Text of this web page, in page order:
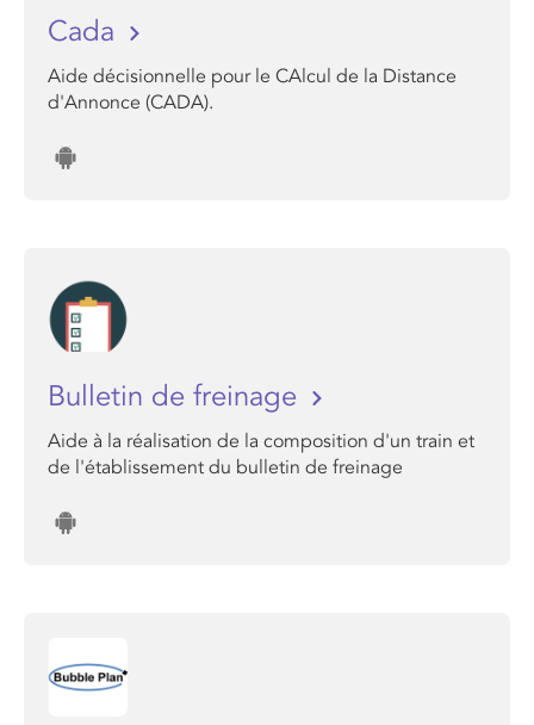
Cada
Aide décisionnelle pour le CAlcul de la Distance
d'Annonce (CADA).
Bulletin de freinage
Aide à la réalisation de la composition d'un train et
de l'établissement du bulletin de freinage